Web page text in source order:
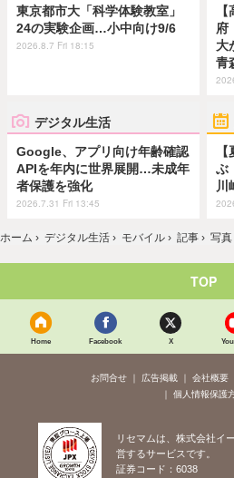
東京都市大「科学体験教室」
24の実験企画…小中向け9/6
2026.8.7 Fri 18:15
府
大
青
デジタル生活
Google、アプリ向け年齢確認
APIを年内に世界展開…未成年
者保護を強化
2026.7.31 Fri 13:45
ぶ
川
ホーム › デジタル生活 › モバイル › 記事 › 写真
TOP
Home Facebook X
お問合せ 広告掲載 会社概要
個人情報保護
リセマムは、株式会社イ
営するサービスです。
証券コード：6038